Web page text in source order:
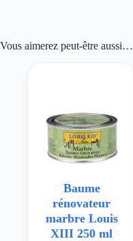
Vous aimerez peut-être aussi…
Baume
rénovateur
marbre Louis
XIII 250 ml